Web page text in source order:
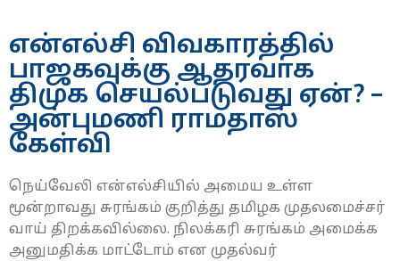
என்எல்சி விவகாரத்தில்
பாஜகவுக்கு ஆதரவாக
திமுக செயல்படுவது ஏன்? –
அன்புமணி ராமதாஸ்
கேள்வி
நெய்வேலி என்எல்சியில் அமைய உள்ள
மூன்றாவது சுரங்கம் குறித்து தமிழக முதலமைச்சர்
வாய் திறக்கவில்லை. நிலக்கரி சுரங்கம் அமைக்க
அனுமதிக்க மாட்டோம் என முதல்வர்